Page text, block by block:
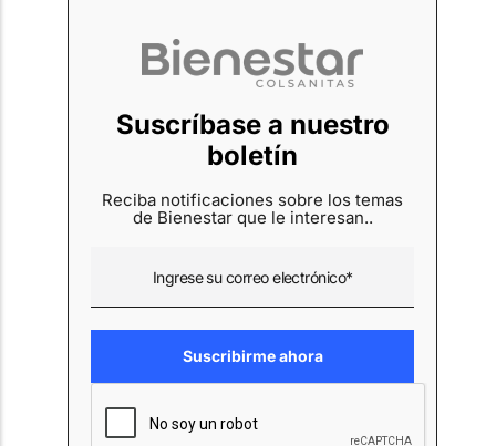
Suscríbase a nuestro
boletín
Reciba notificaciones sobre los temas
de Bienestar que le interesan..